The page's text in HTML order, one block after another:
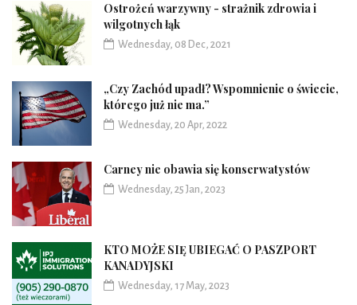
Ostrożeń warzywny - strażnik zdrowia i
wilgotnych łąk
Wednesday, 08 Dec, 2021
„Czy Zachód upadł? Wspomnienie o świecie,
którego już nie ma.”
Wednesday, 20 Apr, 2022
Carney nie obawia się konserwatystów
Wednesday, 25 Jan, 2023
KTO MOŻE SIĘ UBIEGAĆ O PASZPORT
KANADYJSKI
Wednesday, 17 May, 2023